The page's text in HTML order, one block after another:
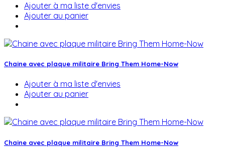
Ajouter à ma liste d'envies
Ajouter au panier
Chaine avec plaque militaire Bring Them Home-Now
Ajouter à ma liste d'envies
Ajouter au panier
Chaine avec plaque militaire Bring Them Home-Now